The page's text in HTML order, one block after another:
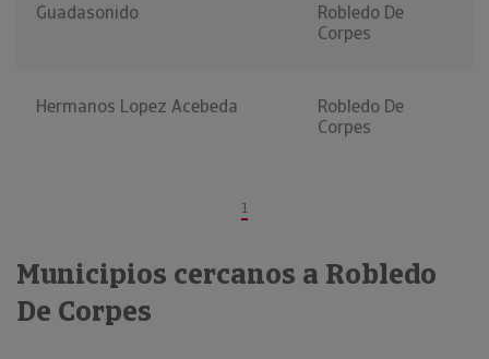
Guadasonido
Robledo De
Corpes
Hermanos Lopez Acebeda
Robledo De
Corpes
1
Municipios cercanos a Robledo
De Corpes